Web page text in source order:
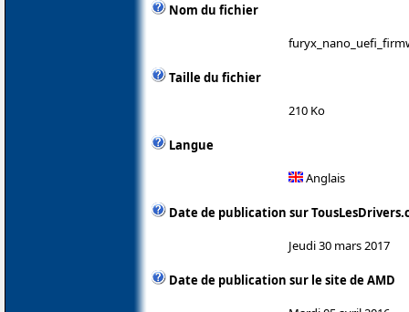
Nom du fichier
Taille du fichier
210 Ko
Langue
Anglais
Date de publication sur
Jeudi 30 mars 2017
Date de publication sur le site de AMD